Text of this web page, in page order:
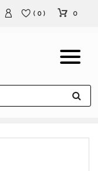
( 0 ) 0